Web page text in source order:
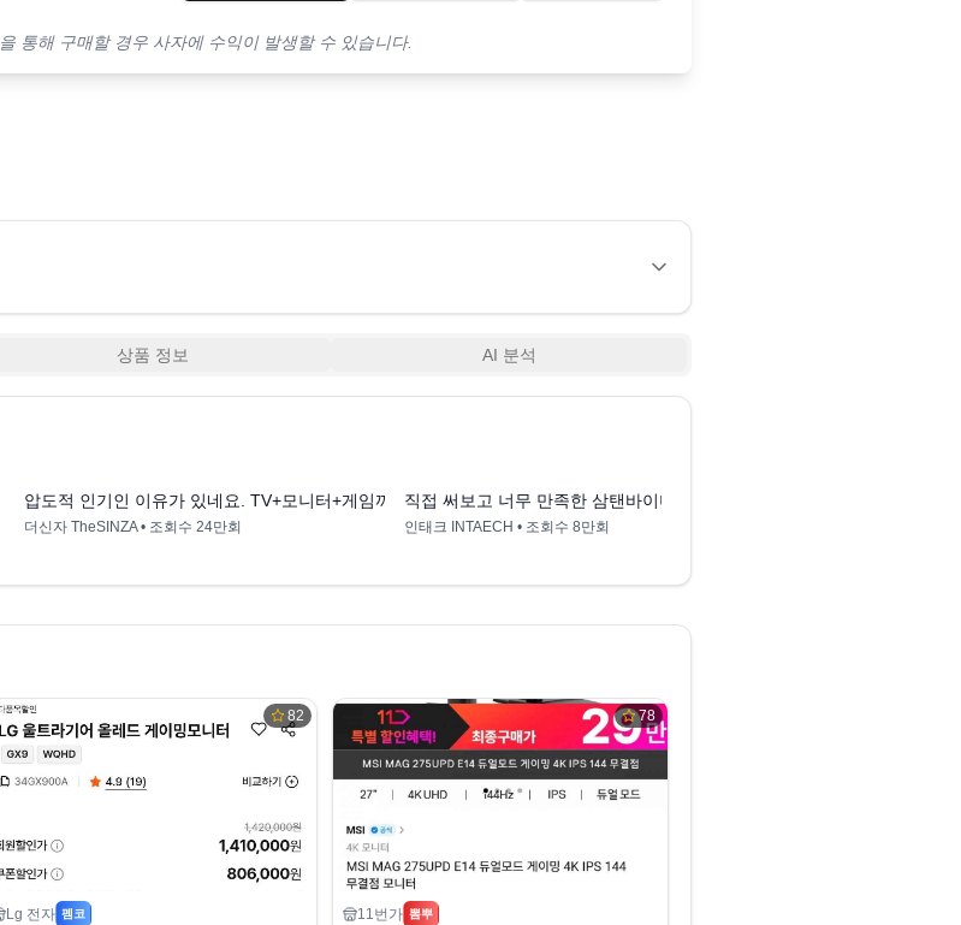
통해 구매할 경우 사자에 수익이 발생할 수 있습니다.
상품 정보 AI 분석
압도적 인기인 이유가 있네요. TV+모니터+게임까지 삼성 스마트 모니터 M7 신형 장기 사용기.
더신자 TheSINZA• 조회수 24만회
직접 써보고 너무 만족한 삼탠바이미 M7 모니터 & 원터치 무빙스탠드 조
인태크 INTAECH • 조회수 8만회
82
Lg 전자 펨코
78
11번가 뽐뿌